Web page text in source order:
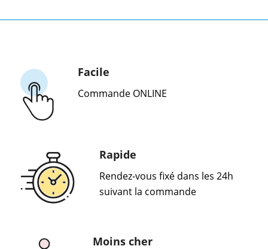
Facile
Commande ONLINE
Rapide
Rendez-vous fixé dans les 24h
suivant la commande
Moins cher